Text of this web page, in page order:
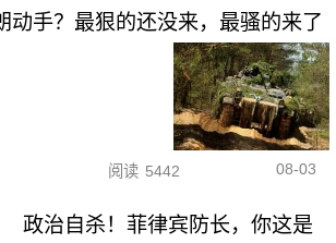
动手？最狠的还没来，最骚的来了
阅读 5442 08-03
政治自杀！菲律宾防长，你这是